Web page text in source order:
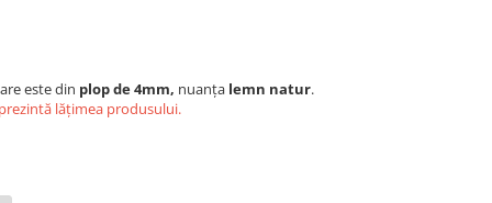
este din plop de 4mm, nuanța lemn natur.
lățimea produsului.